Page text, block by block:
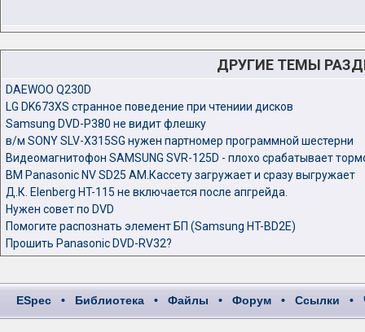
ДРУГИЕ ТЕМЫ
DAEWOO Q230D
LG DK673XS странное поведение при чтениии дисков
Samsung DVD-P380 не видит флешку
в/м SONY SLV-X315SG нужен партномер программной шестерни
Видеомагнитофон SAMSUNG SVR-125D - плохо срабатывает
ВМ Panasonic NV SD25 AM.Кассету загружает и сразу выгружает
Д.К. Elenberg HT-115 не включается после апгрейда.
Нужен совет по DVD
Помогите распознать элемент БП (Samsung HT-BD2E)
Прошить Panasonic DVD-RV32?
ESpec • Библиотека • Файлы • Форум • Ссылки •